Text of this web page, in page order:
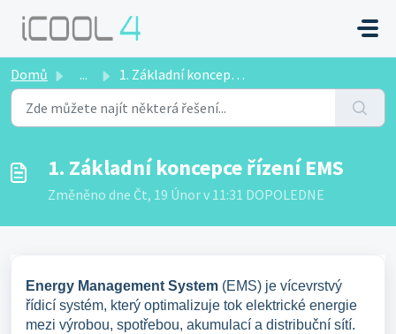
Domů ... 1. Základní koncepce řízení EMS
1. Základní koncepce řízení EMS
Změněno dne Čt, 19 Únor v 11:31 DOPOLEDNE
Energy Management System (EMS) je vícevrstvý
řídicí systém, který optimalizuje tok elektrické energie
mezi výrobou, spotřebou, akumulací a distribuční sítí.